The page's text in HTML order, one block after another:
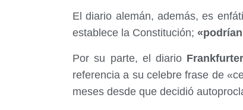
El diario alemán, además, es
establece la Constitución;
Por su parte, el diario
referencia a su celebre frase de
meses desde que decidió